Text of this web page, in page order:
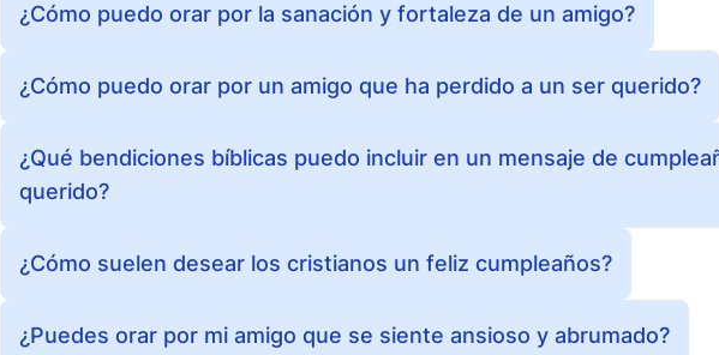
¿Cómo puedo orar por la sanación y fortaleza de un amigo?
¿Cómo puedo orar por un amigo que ha perdido a un ser querido?
¿Qué bendiciones bíblicas puedo incluir en un mensaje de
querido?
¿Cómo suelen desear los cristianos un feliz cumpleaños?
¿Puedes orar por mi amigo que se siente ansioso y abrumado?